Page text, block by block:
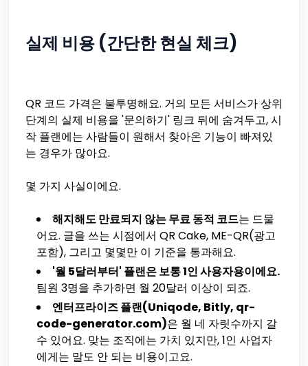
실제 비용 (간단한 현실 체크)
QR 코드 가격은 불투명해요. 거의 모든 서비스가 상위
단계의 실제 비용을 '문의하기' 링크 뒤에 숨겨두고, 시
작 플랜에는 사람들이 원해서 찾아온 기능이 빠져있
는 경우가 많아요.
몇 가지 사실이에요.
해지해도 만료되지 않는 무료 동적 코드는 드물
어요. 글을 쓰는 시점에서 QR Cake, ME-QR(광고
포함), 그리고 몇몇만 이 기준을 통과해요.
'월 5달러부터' 플랜은 보통 1인 사용자용이에요.
팀원 3명을 추가하면 월 20달러 이상이 되죠.
엔터프라이즈 플랜(Uniqode, Bitly, qr-
code-generator.com)은 월 네 자릿수까지 갈
수 있어요. 맞는 조직에는 가치 있지만, 1인 사업자
에게는 말도 안 되는 비용이고요.